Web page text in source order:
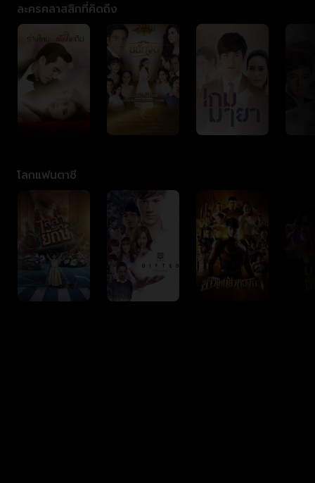
ละครคลาสสิกที่คิดถึง
โลกแฟนตาซี